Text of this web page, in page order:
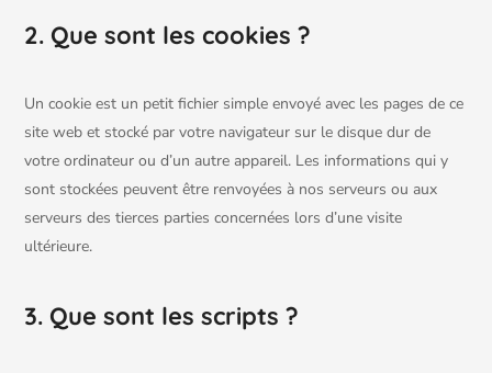
2. Que sont les cookies ?
Un cookie est un petit fichier simple envoyé avec les pages de ce
site web et stocké par votre navigateur sur le disque dur de
votre ordinateur ou d’un autre appareil. Les informations qui y
sont stockées peuvent être renvoyées à nos serveurs ou aux
serveurs des tierces parties concernées lors d’une visite
ultérieure.
3. Que sont les scripts ?